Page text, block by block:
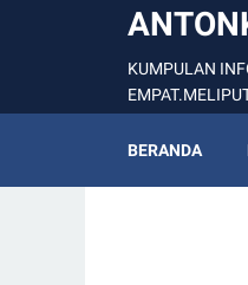
KUMPULAN
BERANDA